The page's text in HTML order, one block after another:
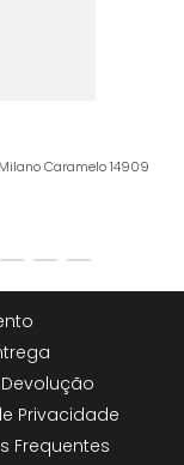
Caramelo 14909
Privacidade
Frequentes